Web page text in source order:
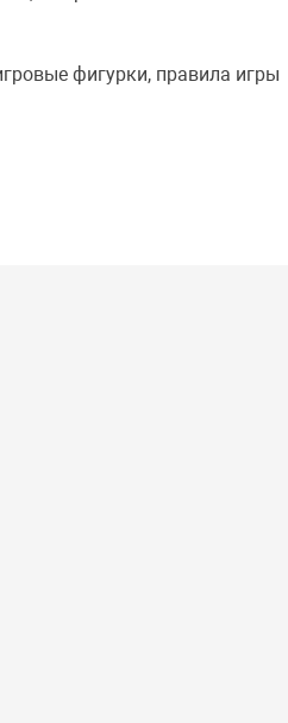
фигурки, правила игры